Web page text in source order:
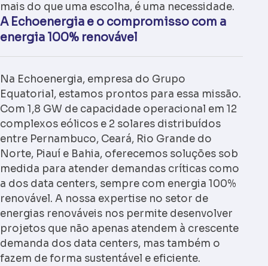
mais do que uma escolha, é uma necessidade.
A Echoenergia e o compromisso com a
energia 100% renovável
Na Echoenergia, empresa do Grupo
Equatorial, estamos prontos para essa missão.
Com 1,8 GW de capacidade operacional em 12
complexos eólicos e 2 solares distribuídos
entre Pernambuco, Ceará, Rio Grande do
Norte, Piauí e Bahia, oferecemos soluções sob
medida para atender demandas críticas como
a dos data centers, sempre com energia 100%
renovável. A nossa expertise no setor de
energias renováveis nos permite desenvolver
projetos que não apenas atendem à crescente
demanda dos data centers, mas também o
fazem de forma sustentável e eficiente.